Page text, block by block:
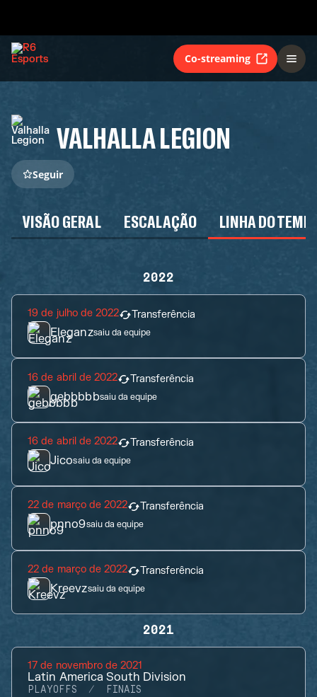
Co-streaming
VALHALLA LEGION
Seguir
VISÃO GERAL ESCALAÇÃO LINHA DO
2022
19 de julho de 2022 Transferência
Eleganzsaiu da equipe
16 de abril de 2022 Transferência
gebbbbbsaiu da equipe
16 de abril de 2022 Transferência
Jicosaiu da equipe
22 de março de 2022 Transferência
pnno9saiu da equipe
22 de março de 2022 Transferência
Kreevzsaiu da equipe
2021
17 de novembro de 2021
Latin America South Division
PLAYOFFS FINAIS